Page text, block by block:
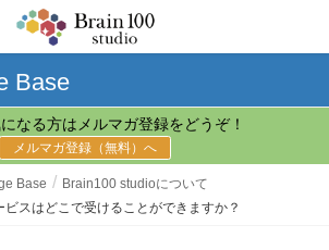
Base
なる方はメルマガ登録をどうぞ！
メルマガ登録（無料）へ
Base
Brain100 studioについて
スはどこで受けることができますか？